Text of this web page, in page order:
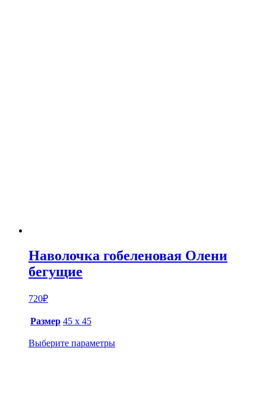
Наволочка гобеленовая Олени
бегущие
720₽
Размер 45 х 45
Выберите параметры